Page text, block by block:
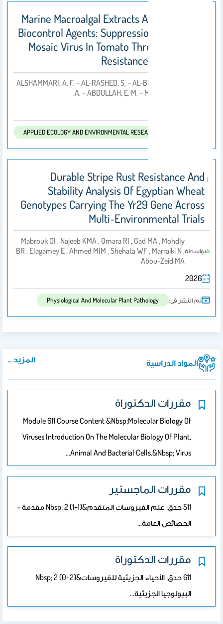
Marine Macroalgal Extracts As Sustainable
Biocontrol Agents: Suppression Of Tobacco
Mosaic Virus In Tomato Through Induced
Resistance Mechanisms
ALSHAMMARI, A. F. – AL-RASHED, S. – AL-BULAYKHI, A.
A. – ABDULLAH, E. M. – MARRAIKI, N.
APPLIED ECOLOGY AND ENVIRONMENTAL RESEARCH
Durable Stripe Rust Resistance And
Stability Analysis Of Egyptian Wheat
Genotypes Carrying The Yr29 Gene Across
Multi-Environmental Trials
بواسطة
Mabrouk OI , Najeeb KMA , Omara RI , Gad MA , Mohdly
BR , Elagamey E , Ahmed MIM , Shehata WF , Marraiki N ,
Abou-Zeid MA
2026
تم النشر فى: Physiological And Molecular Plant Pathology
المواد الدراسية المزيد ...
مقررات الدكتوراة
Module 611 Course Content &nbsp;Molecular Biology Of
Viruses Introduction On The Molecular Biology Of Plant,
Animal And Bacterial Cells.&nbsp; Virus…
مقررات الماجستير
511 حدق: علم الفيروسات المتقدم&nbsp; 2 (1+1) مقدمة –
الخصائص العامة…
مقررات الدكتوراة
611 حدق: الأحياء الجزيئية للفيروسات&nbsp; 2 (0+2)
البيولوجيا الجزيئية…